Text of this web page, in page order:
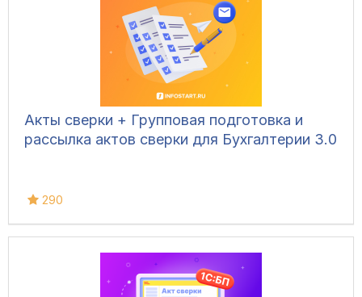
Акты сверки + Групповая подготовка и
рассылка актов сверки для Бухгалтерии 3.0
290